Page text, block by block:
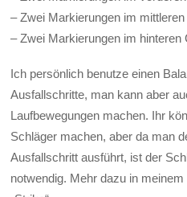
– Zwei Markierungen im
– Zwei Markierungen im hinteren
Ich persönlich benutze einen
Ausfallschritte, man kann aber
Laufbewegungen machen. Ihr
Schläger machen, aber da man
Ausfallschritt ausführt, ist der
notwendig. Mehr dazu in